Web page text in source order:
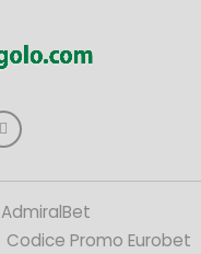
Codice Promo Eurobet